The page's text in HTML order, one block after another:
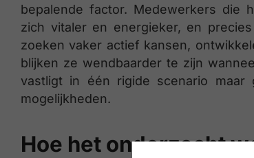
bepalende factor. Medewerkers die
zich vitaler en energieker, en
zoeken vaker actief kansen,
blijken ze wendbaarder te zijn
vastligt in één rigide scenario maar
mogelijkheden.
Hoe het onderzocht